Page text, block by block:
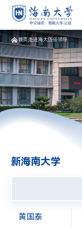
首页走进海大历任领导
新海南大学
黄国泰